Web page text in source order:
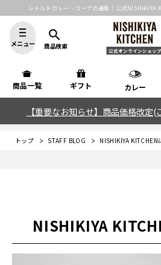
レトルトカレー・スープの通販｜公式NISHIKIYA
メニュー
search
商品検索
公式オンラインショップ
商品一覧 ギフト カレー
【重要なお知らせ】商品価格改定
トップ STAFF BLOG NISHIKIYA KITCHEN
NISHIKIYA